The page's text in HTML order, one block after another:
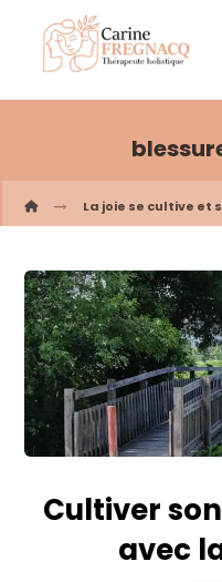
La joie se cultive et
Cultiver
avec